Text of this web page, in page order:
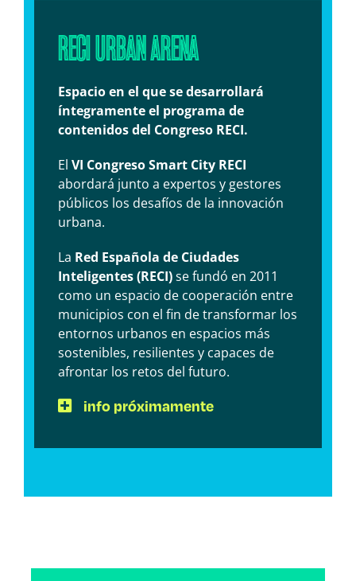
RECI URBAN ARENA
Espacio en el que se desarrollará
íntegramente el programa de
contenidos del Congreso RECI.
ElVI Congreso Smart City RECI
abordará junto a expertos y gestores
públicos los desafíos de la innovación
urbana.
La Red Española de Ciudades
Inteligentes (RECI)se fundó en 2011
como un espacio de cooperación entre
municipios con el fin de transformar los
entornos urbanos en espacios más
sostenibles, resilientes y capaces de
afrontar los retos del futuro.
info próximamente